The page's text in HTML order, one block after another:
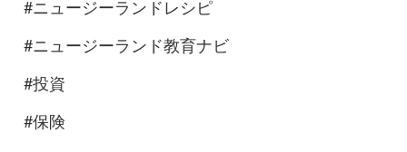
#ニュージーランドレシピ
#ニュージーランド教育ナビ
#投資
#保険